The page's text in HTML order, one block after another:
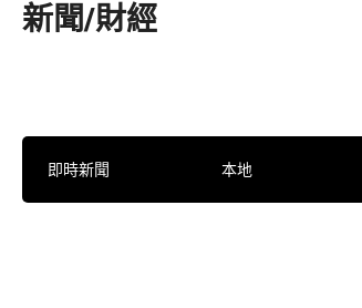
新聞/財經
即時新聞 本地